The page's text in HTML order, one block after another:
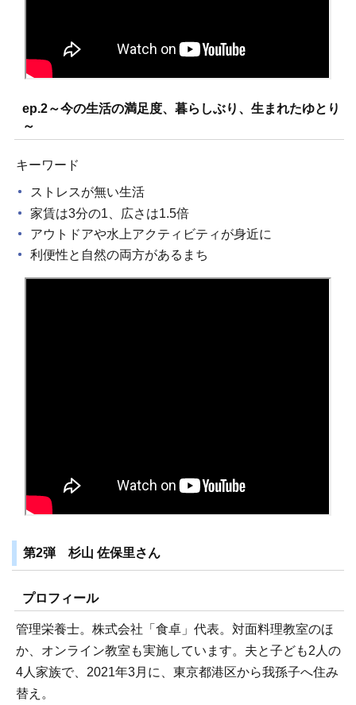
ep.2～今の生活の満足度、暮らしぶり、生まれたゆとり
～
キーワード
ストレスが無い生活
家賃は3分の1、広さは1.5倍
アウトドアや水上アクティビティが身近に
利便性と自然の両方があるまち
第2弾 杉山 佐保里さん
プロフィール
管理栄養士。株式会社「食卓」代表。対面料理教室のほ
か、オンライン教室も実施しています。夫と子ども2人の
4人家族で、2021年3月に、東京都港区から我孫子へ住み
替え。